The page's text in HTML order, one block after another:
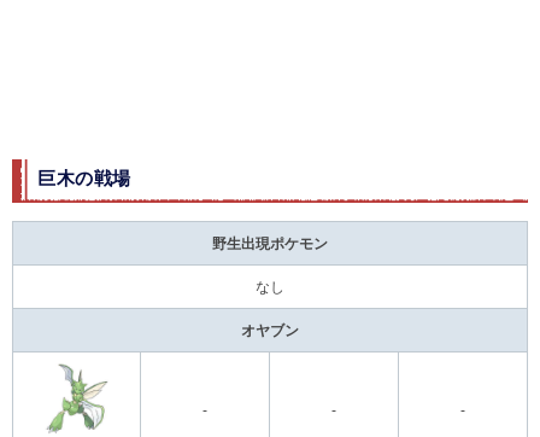
巨木の戦場
野生出現ポケモン
なし
オヤブン
- - -